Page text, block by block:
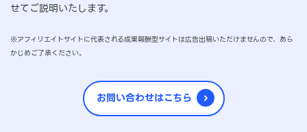
せてご説明いたします。
※アフィリエイトサイトに代表される成果報酬型サイトは広告出稿いただけませんので、あら
かじめご了承ください。
お問い合わせはこちら